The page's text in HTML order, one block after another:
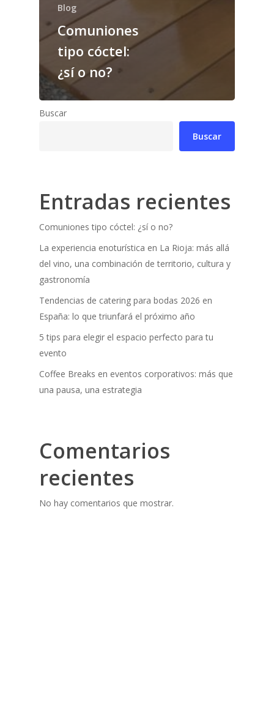
Blog
Comuniones
tipo cóctel:
¿sí o no?
Buscar
Buscar
Entradas recientes
Comuniones tipo cóctel: ¿sí o no?
La experiencia enoturística en La Rioja: más allá
del vino, una combinación de territorio, cultura y
gastronomía
Tendencias de catering para bodas 2026 en
España: lo que triunfará el próximo año
5 tips para elegir el espacio perfecto para tu
evento
Coffee Breaks en eventos corporativos: más que
una pausa, una estrategia
Comentarios
recientes
No hay comentarios que mostrar.